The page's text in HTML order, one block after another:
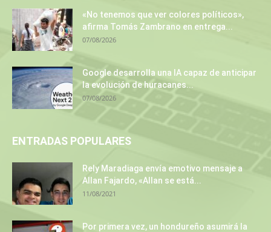
«No tenemos que ver colores políticos»,
afirma Tomás Zambrano en entrega...
07/08/2026
Google desarrolla una IA capaz de anticipar
la evolución de huracanes...
07/08/2026
ENTRADAS POPULARES
Rely Maradiaga envía emotivo mensaje a
Allan Fajardo, «Allan se está...
11/08/2021
Por primera vez, un hondureño asumirá la